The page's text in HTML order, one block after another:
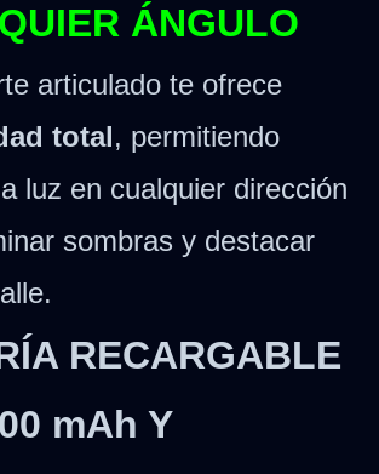
ÁNGULO
articulado te ofrece
total, permitiendo
luz en cualquier dirección
sombras y destacar
RECARGABLE
mAh Y